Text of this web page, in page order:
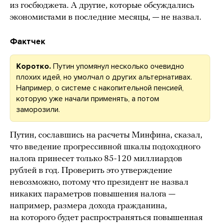
из госбюджета. А другие, которые обсуждались
экономистами в последние месяцы, — не назвал.
Фактчек
Коротко. Путин упомянул несколько очевидно
плохих идей, но умолчал о других альтернативах.
Например, о системе с накопительной пенсией,
которую уже начали применять, а потом
заморозили.
Путин, сославшись на расчеты Минфина, сказал,
что введение прогрессивной шкалы подоходного
налога принесет только 85-120 миллиардов
рублей в год. Проверить это утверждение
невозможно, потому что президент не назвал
никаких параметров повышения налога —
например, размера дохода гражданина,
на которого будет распространяться повышенная